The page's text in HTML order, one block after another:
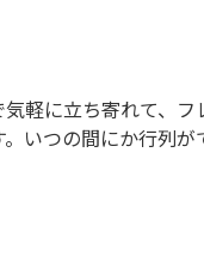
気軽に立ち寄れて、
いつの間にか行列が